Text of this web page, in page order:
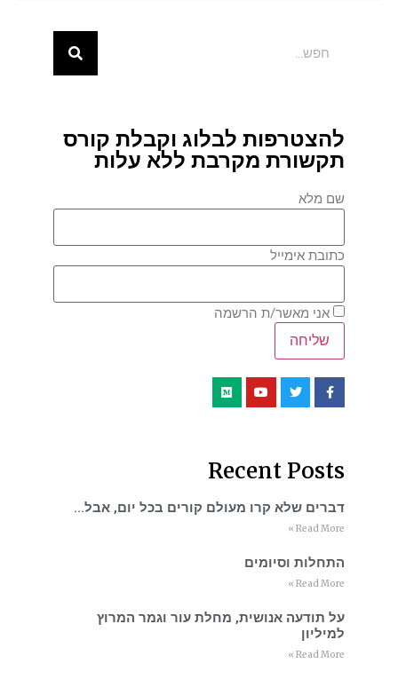
להצטרפות לבלוג וקבלת קורס
תקשורת מקרבת ללא עלות
שם מלא
כתובת אימייל
אני מאשר/ת הרשמה
Recent Posts
דברים שלא קרו מעולם קורים בכל יום, אבל…
Read More »
התחלות וסיומים
Read More »
על תודעה אנושית, מחלת עור וגמר המרוץ
למיליון
Read More »